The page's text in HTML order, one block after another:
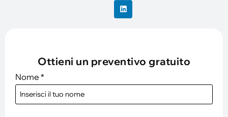
Ottieni un preventivo gratuito
Nome *